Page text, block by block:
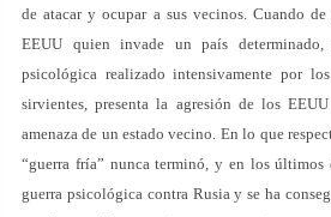
de atacar y ocupar a sus vecinos. Cuando
EEUU quien invade un país
psicológica realizado intensivamente por
sirvientes, presenta la agresión de los
amenaza de un estado vecino. En lo que
“guerra fría” nunca terminó, y en los últimos
guerra psicológica contra Rusia y se ha